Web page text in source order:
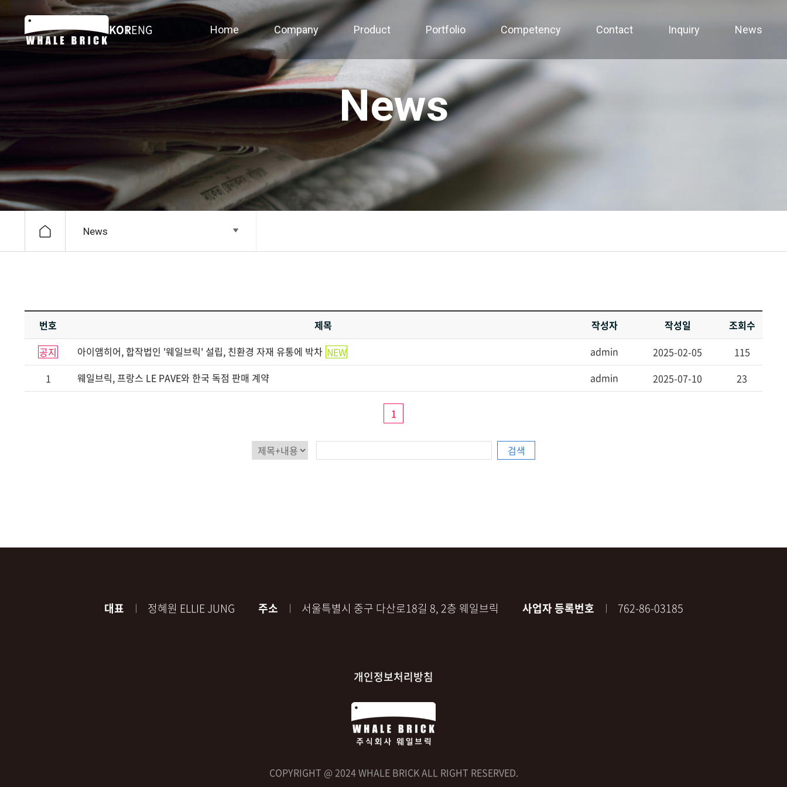
KORENG Home Company Product Portfolio Competency Contact Inquiry News
News
News
번호 제목 작성자 작성일
조회수
공지
아이앰히어, 합작법인 '웨일브릭' 설립, 친환경 자재 유통에 박차 NEW admin 2025-02-05
115
1
웨일브릭, 프랑스 LE PAVE와 한국 독점 판매 계약 admin 2025-07-10 23
1
검색
대표 정혜원 ELLIE JUNG 주소 서울특별시 중구 다산로18길 8, 2층 웨일브릭 사업자 등록번호 762-86-03185
개인정보처리방침
COPYRIGHT @ 2024 WHALE BRICK ALL RIGHT RESERVED.